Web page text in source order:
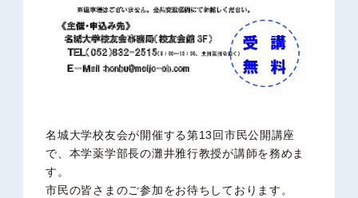
名城大学校友会が開催する第13回市民公開講座
で、本学薬学部長の灘井雅行教授が講師を務めま
す。
市民の皆さまのご参加をお待ちしております。